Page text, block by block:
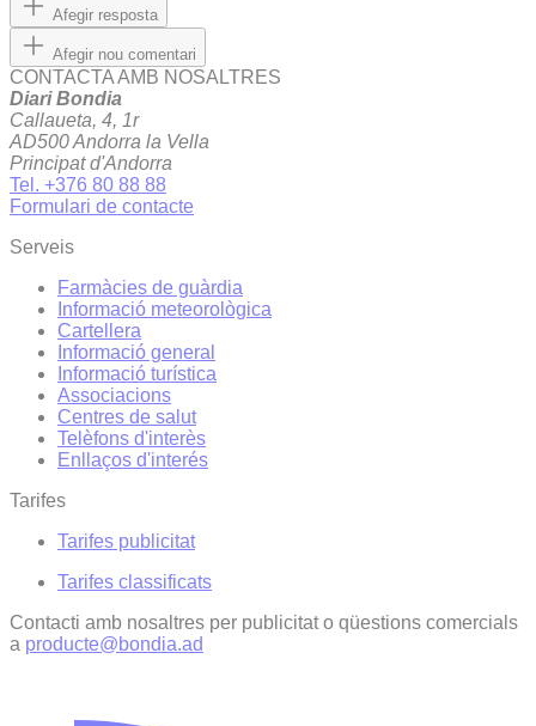
Afegir resposta
Afegir nou comentari
CONTACTA AMB NOSALTRES
Diari Bondia
Callaueta, 4, 1r
AD500 Andorra la Vella
Principat d'Andorra
Tel. +376 80 88 88
Formulari de contacte
Serveis
Farmàcies de guàrdia
Informació meteorològica
Cartellera
Informació general
Informació turística
Associacions
Centres de salut
Telèfons d'interès
Enllaços d'interés
Tarifes
Tarifes publicitat
Tarifes classificats
Contacti amb nosaltres per publicitat o qüestions comercials
a producte@bondia.ad